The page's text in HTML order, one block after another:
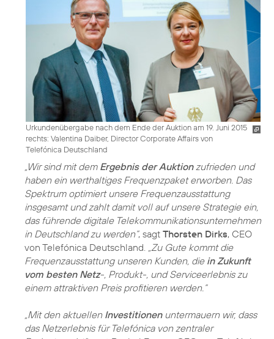
Urkundenübergabe nach dem Ende der Auktion am 19. Juni 2015
rechts: Valentina Daiber, Director Corporate Affairs von
Telefónica Deutschland
„Wir sind mit dem Ergebnis der Auktionzufrieden und
haben ein werthaltiges Frequenzpaket erworben. Das
Spektrum optimiert unsere Frequenzausstattung
insgesamt und zahlt damit voll auf unsere Strategie ein,
das führende digitale Telekommunikationsunternehmen
in Deutschland zu werden“, sagt Thorsten Dirks, CEO
von Telefónica Deutschland. „Zu Gute kommt die
Frequenzausstattung unseren Kunden, die in Zukunft
vom besten Netz-, Produkt-, und Serviceerlebnis zu
einem attraktiven Preis profitieren werden.“
„Mit den aktuellen Investitionenuntermauern wir, dass
das Netzerlebnis für Telefónica von zentraler